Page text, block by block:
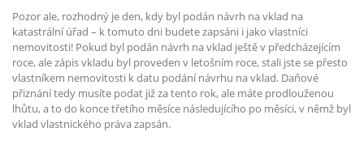
Pozor ale, rozhodný je den, kdy byl podán návrh na vklad na
katastrální úřad – k tomuto dni budete zapsáni i jako vlastníci
nemovitosti! Pokud byl podán návrh na vklad ještě v předcházejícím
roce, ale zápis vkladu byl proveden v letošním roce, stali jste se přesto
vlastníkem nemovitosti k datu podání návrhu na vklad. Daňové
přiznání tedy musíte podat již za tento rok, ale máte prodlouženou
lhůtu, a to do konce třetího měsíce následujícího po měsíci, v němž byl
vklad vlastnického práva zapsán.